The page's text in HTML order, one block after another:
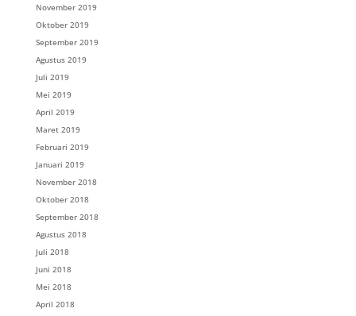
November 2019
Oktober 2019
September 2019
Agustus 2019
Juli 2019
Mei 2019
April 2019
Maret 2019
Februari 2019
Januari 2019
November 2018
Oktober 2018
September 2018
Agustus 2018
Juli 2018
Juni 2018
Mei 2018
April 2018